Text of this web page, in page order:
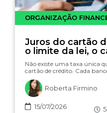
ORGANIZAÇÃO
Juros do cartão
o limite da lei, o
(com simulador)
Não existe uma taxa única
cartão de crédito. Cada
Roberta Firmino
15/07/2026 5